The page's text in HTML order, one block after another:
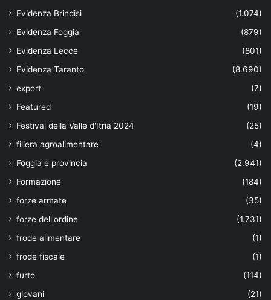
Evidenza Brindisi
(1.074)
Evidenza Foggia
(879)
Evidenza Lecce
(801)
Evidenza Taranto
(8.690)
export
(7)
Featured
(19)
Festival della Valle d'Itria 2024
(25)
filiera agroalimentare
(4)
Foggia e provincia
(2.941)
Formazione
(184)
forze armate
(35)
forze dell'ordine
(1.731)
frode alimentare
(1)
frode fiscale
(1)
furto
(114)
giovani
(21)